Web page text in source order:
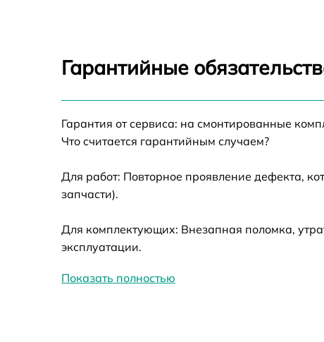
Калибровка и настройка тепловизора
Ремонт датчика синхроимпульсов
Ремонт оптики
Восстановление питания
Замена корпуса
Гарантийные
Гарантия от сервиса: на смонтированные
Что считается гарантийным случаем?
Для работ: Повторное проявление дефекта,
запчасти).
Для комплектующих: Внезапная поломка,
эксплуатации.
Показать полностью